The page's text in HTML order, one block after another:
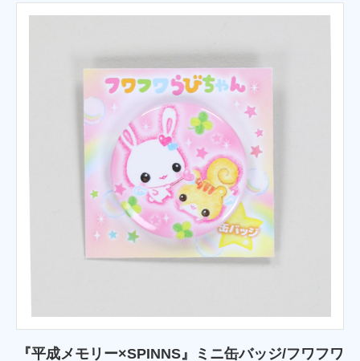
『平成メモリー×SPINNS』ミニ缶バッジ/フワフワ